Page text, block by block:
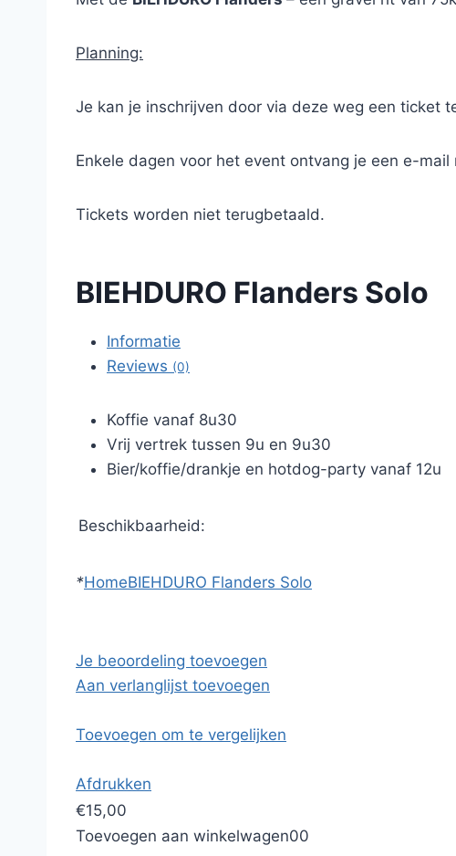
Planning:
Je kan je inschrijven door via deze weg een ticket
Enkele dagen voor het event ontvang je een e-
Tickets worden niet terugbetaald.
BIEHDURO Flanders Solo
Informatie
Reviews (0)
Koffie vanaf 8u30
Vrij vertrek tussen 9u en 9u30
Bier/koffie/drankje en hotdog-party vanaf 12u
Beschikbaarheid:
*HomeBIEHDURO Flanders Solo
Je beoordeling toevoegen
Aan verlanglijst toevoegen
Toevoegen om te vergelijken
Afdrukken
€15,00
Toevoegen aan winkelwagen00